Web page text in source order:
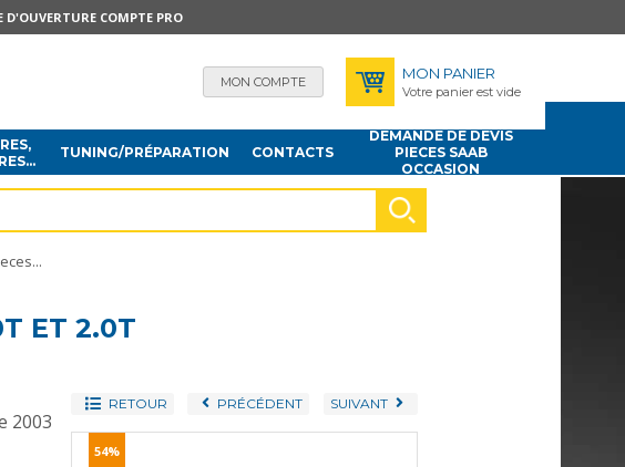
D'OUVERTURE COMPTE PRO
MON COMPTE MON PANIER
Votre panier est vide
TUNING/PRÉPARATION CONTACTS
DEMANDE DE DEVIS
PIECES SAAB
OCCASION
ET 2.0T
RETOUR PRÉCÉDENT SUIVANT
54%
2003